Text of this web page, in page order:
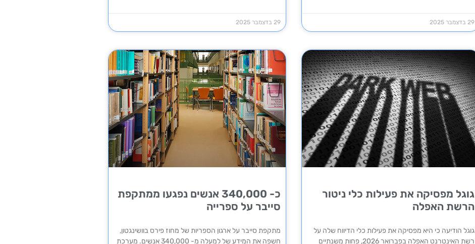
29 בדצמבר 2025 29 בדצמבר 2025
גוגל מפסיקה את פעילות כלי ניטור
הרשת האפלה
גוגל הודיעה כי היא מפסיקה את פעילות כלי הדיווח שלה על
רשת האינטרנט האפלה בפברואר 2026, פחות משנתיים
כ- 340,000 אנשים נפגעו ממתקפת
סייבר על ספרייה
מתקפת סייבר על ארגון הספריות של מחוז פירס בוושינגטון,
חשפה את המידע של למעלה מ- 340,000 אנשים. מערכת